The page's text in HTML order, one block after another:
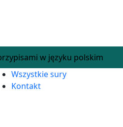
w języku polskim
Wszystkie sury
Kontakt